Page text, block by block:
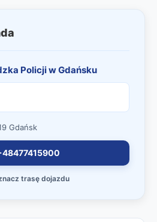
Policji w Gdańsku
Gdańsk
trasę dojazdu